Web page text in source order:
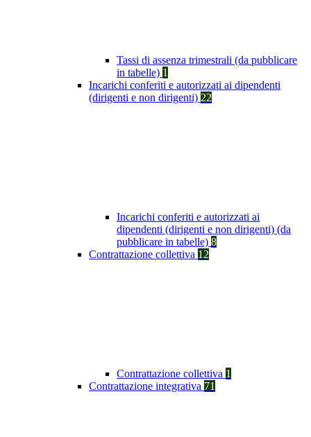
Tassi di assenza trimestrali (da pubblicare
in tabelle) 1
Incarichi conferiti e autorizzati ai dipendenti
(dirigenti e non dirigenti) 22
Incarichi conferiti e autorizzati ai
dipendenti (dirigenti e non dirigenti) (da
pubblicare in tabelle) 8
Contrattazione collettiva 12
Contrattazione collettiva 1
Contrattazione integrativa 71